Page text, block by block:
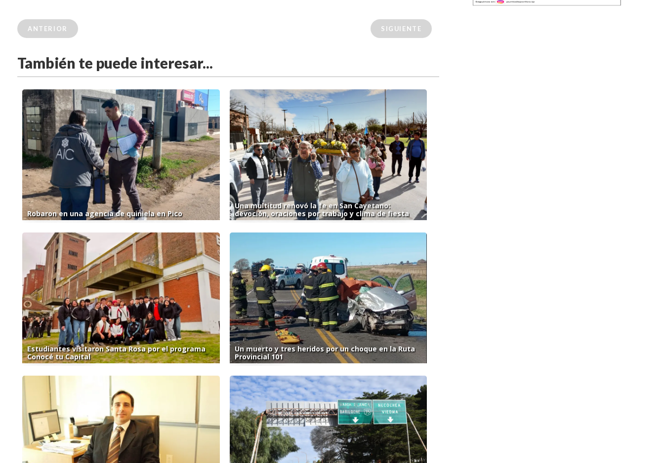
ANTERIOR SIGUIENTE
También te puede interesar...
Robaron en una agencia de quiniela en Pico
Una multitud renovó la fe en San Cayetano:
devoción, oraciones por trabajo y clima de fiesta
Estudiantes visitaron Santa Rosa por el programa
Conocé tu Capital
Un muerto y tres heridos por un choque en la Ruta
Provincial 101